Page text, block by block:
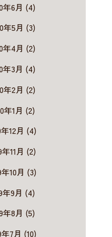
年6月 (4)
年5月 (3)
年4月 (2)
年3月 (4)
年2月 (2)
年1月 (2)
12月 (4)
年11月 (2)
年10月 (3)
年9月 (4)
年8月 (5)
年7月 (10)